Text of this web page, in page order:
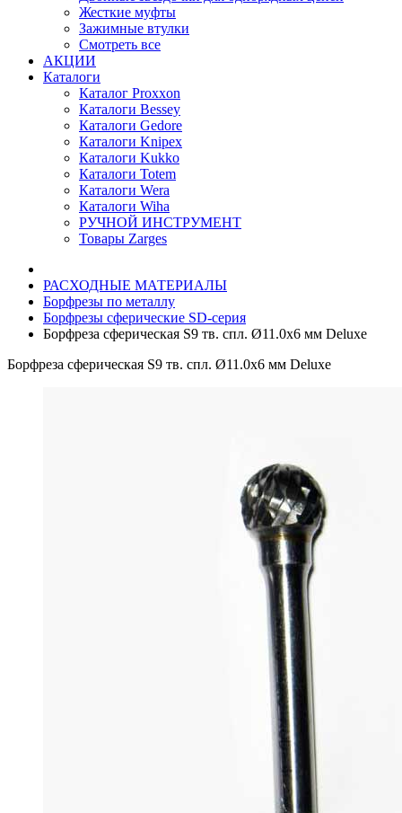
Жесткие муфты
Зажимные втулки
Смотреть все
АКЦИИ
Каталоги
Каталог Proxxon
Каталоги Bessey
Каталоги Gedore
Каталоги Knipex
Каталоги Kukko
Каталоги Totem
Каталоги Wera
Каталоги Wiha
РУЧНОЙ ИНСТРУМЕНТ
Товары Zarges
РАСХОДНЫЕ МАТЕРИАЛЫ
Борфрезы по металлу
Борфрезы сферические SD-серия
Борфреза сферическая S9 тв. спл. Ø11.0х6 мм Deluxe
Борфреза сферическая S9 тв. спл. Ø11.0х6 мм Deluxe